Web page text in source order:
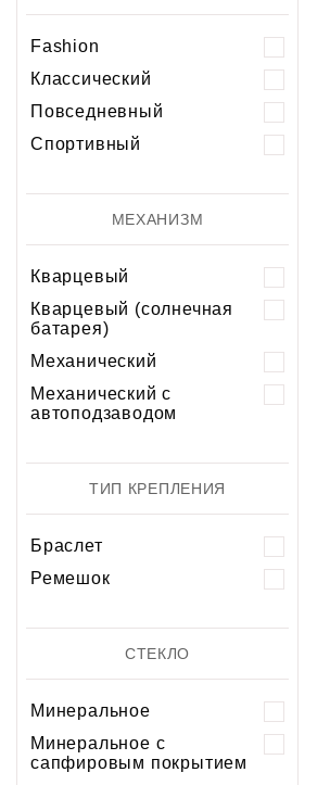
Fashion
Классический
Повседневный
Спортивный
МЕХАНИЗМ
Кварцевый
Кварцевый (солнечная
батарея)
Механический
Механический с
автоподзаводом
ТИП КРЕПЛЕНИЯ
Браслет
Ремешок
СТЕКЛО
Минеральное
Минеральное с
сапфировым покрытием